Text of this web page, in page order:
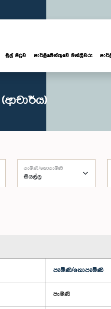
මුල් පිටුව පාර්ලි‌මේන්තුවේ මන්ත්‍රීවරු
පැමිණි/නොපැමිණි
පැමිණි/නොපැමිණි
පැමිණි